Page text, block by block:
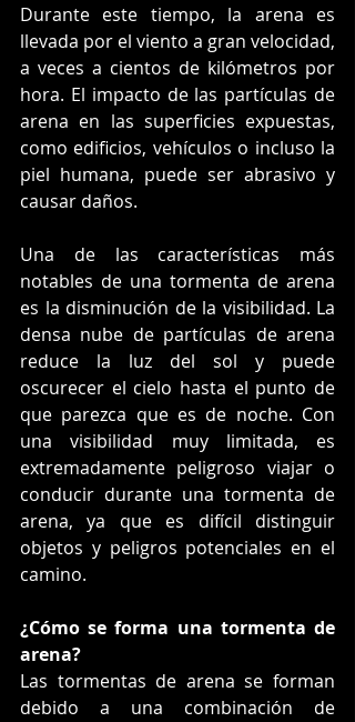
Durante este tiempo, la arena es
llevada por el viento a gran velocidad,
a veces a cientos de kilómetros por
hora. El impacto de las partículas de
arena en las superficies expuestas,
como edificios, vehículos o incluso la
piel humana, puede ser abrasivo y
causar daños.
Una de las características más
notables de una tormenta de arena
es la disminución de la visibilidad. La
densa nube de partículas de arena
reduce la luz del sol y puede
oscurecer el cielo hasta el punto de
que parezca que es de noche. Con
una visibilidad muy limitada, es
extremadamente peligroso viajar o
conducir durante una tormenta de
arena, ya que es difícil distinguir
objetos y peligros potenciales en el
camino.
¿Cómo se forma una tormenta de
arena?
Las tormentas de arena se forman
debido a una combinación de